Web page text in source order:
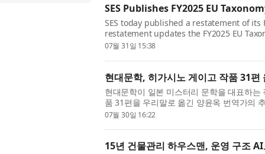
SES Publishes FY2025 EU
SES today published a restatement of its
restatement updates the FY2025 EU
Report and supersedes the previously ...
07월 31일 15:38
현대문학, 히가시노 게이고 작품 31
현대문학이 일본 미스터리 문학을 대표하
품 31편을 우리말로 옮긴 양윤옥 번역가의
다. 양윤옥 번역가는 “그가 남긴...
07월 30일 16:22
15년 건물관리 하우스맨, 운영 구조